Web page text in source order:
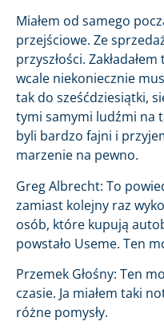
Miałem od samego
przejściowe. Ze
przyszłości.
wcale niekoniecznie
tak do sześćdziesiątki,
tymi samymi ludźmi na
byli bardzo fajni i
marzenie na pewno.
Greg Albrecht: To
zamiast kolejny raz
osób, które kupują
powstało Useme. Ten
Przemek Głośny: Ten
czasie. Ja miałem taki
różne pomysły.